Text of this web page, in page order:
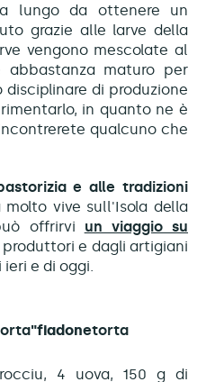
lungo da ottenere un
grazie alle larve della
vengono mescolate al
abbastanza maturo per
disciplinare di produzione
in quanto ne è
qualcuno che
e alle tradizioni
molto vive sull'Isola della
offrirvi un viaggio su
e dagli artigiani
e di oggi.
"fiadonetorta
4 uova, 150 g di